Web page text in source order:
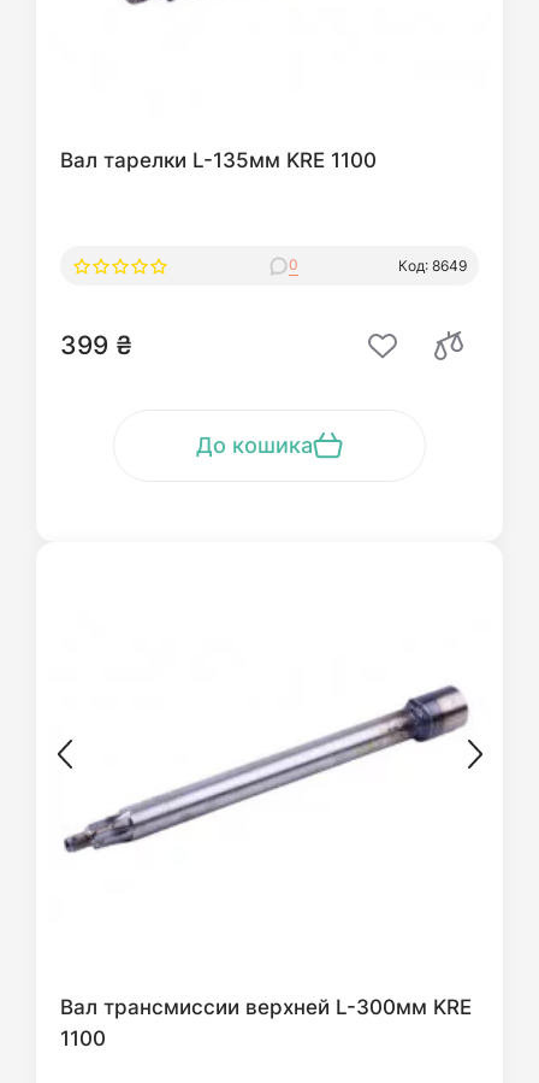
Вал тарелки L-135мм KRE 1100
0 Код: 8649
399 ₴
До кошика
Вал трансмиссии верхней L-300мм KRE
1100